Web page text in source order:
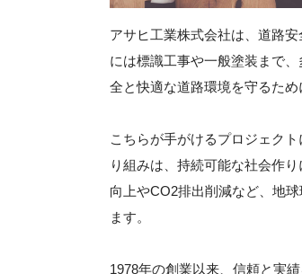
アサヒ工業株式会社は、道路
には標識工事や一般塗装まで
全と快適な道路環境を守るため
こちらが手がけるプロジェク
り組みは、持続可能な社会作
向上やCO2排出削減など、地
ます。
1978年の創業以来、信頼と実